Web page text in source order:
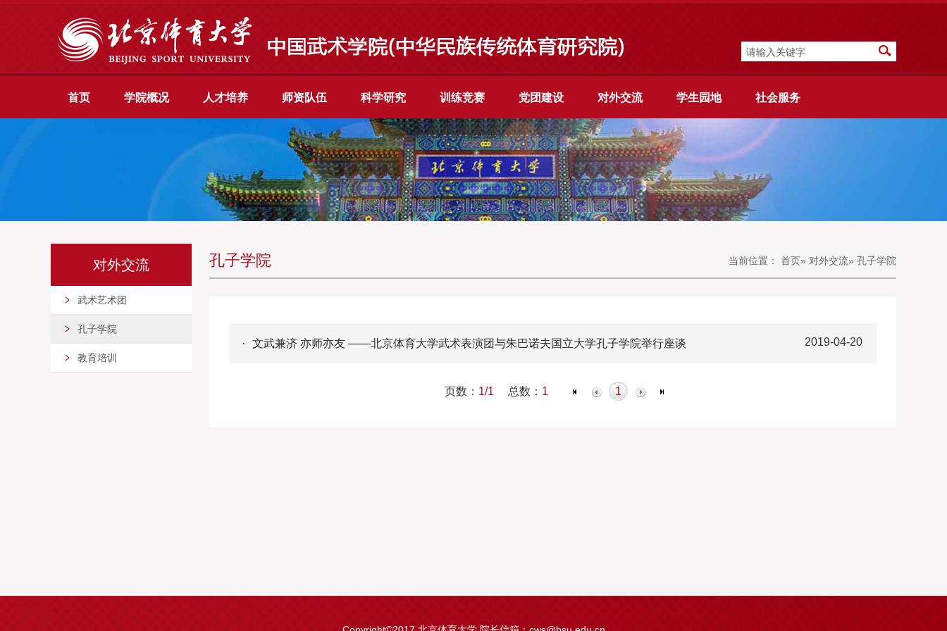
首页 学院概况 人才培养 师资队伍 科学研究 训练竞赛 党团建设 对外交流 学生园地 社会服务
对外交流
武术艺术团
孔子学院
教育培训
孔子学院 当前位置： 首页» 对外交流» 孔子学院
文武兼济 亦师亦友 ——北京体育大学武术表演团与朱巴诺夫国立大学孔子学院举行座谈 2019-04-20
页数： 1/1 总数： 1 1